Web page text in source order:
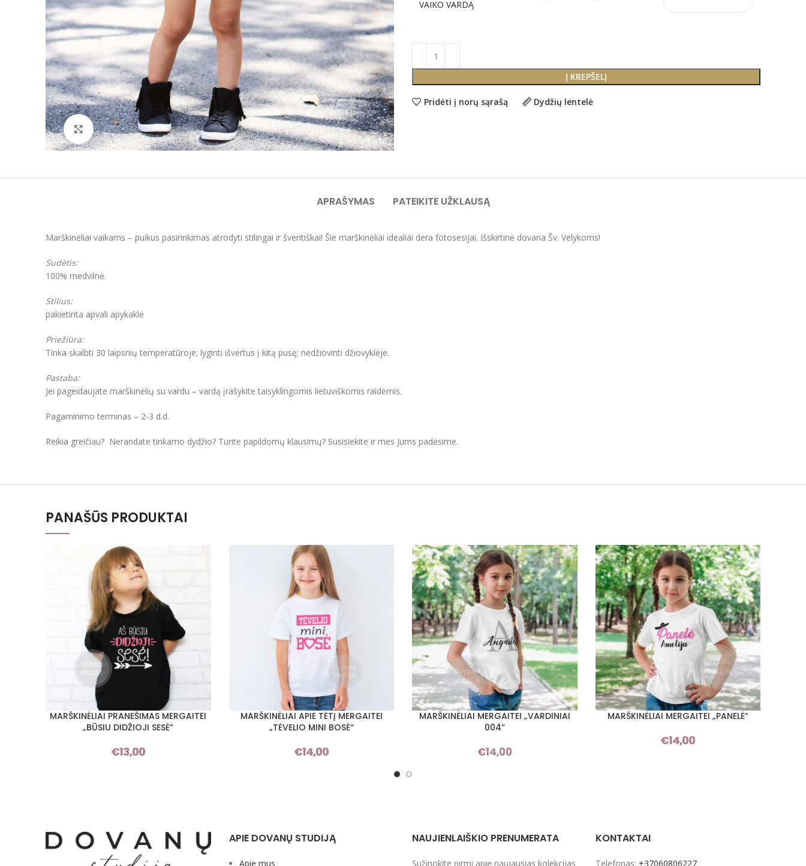
Padidinti
VAIKO VARDĄ
Į KREPŠELĮ
Pridėti į norų sąrašą Dydžių lentelė
APRAŠYMAS PATEIKITE UŽKLAUSĄ
Marškinėliai vaikams – puikus pasirinkimas atrodyti stilingai ir šventiškai! Šie marškinėliai idealiai dera fotosesijai. Išskirtinė dovana Šv. Velykoms!
Sudėtis:
100% medvilnė.
Stilius:
pakietinta apvali apykaklė
Priežiūra:
Tinka skalbti 30 laipsnių temperatūroje; lyginti išvertus į kitą pusę; nedžiovinti džiovyklėje.
Pastaba:
Jei pageidaujate marškinėlių su vardu – vardą įrašykite taisyklingomis lietuviškomis raidėmis.
Pagaminimo terminas – 2-3 d.d.
Reikia greičiau? Nerandate tinkamo dydžio? Turite papildomų klausimų? Susisiekite ir mes Jums padėsime.
PANAŠŪS PRODUKTAI
PASIRINKTI SAVYBES
MARŠKINĖLIAI PRANEŠIMAS MERGAITEI
„BŪSIU DIDŽIOJI SESĖ“
€13,00
PASIRINKTI SAVYBES
MARŠKINĖLIAI APIE TĖTĮ MERGAITEI
„TĖVELIO MINI BOSĖ“
€14,00
PASIRINKTI SAVYBES
MARŠKINĖLIAI MERGAITEI „VARDINIAI
004“
€14,00
PASIRINKTI SAVYBES
MARŠKINĖLIAI MERGAITEI „PANELĖ“
€14,00
APIE DOVANŲ STUDIJĄ
Apie mus
NAUJIENLAIŠKIO PRENUMERATA
Sužinokite pirmi apie naujausias kolekcijas
KONTAKTAI
Telefonas: +37060806227